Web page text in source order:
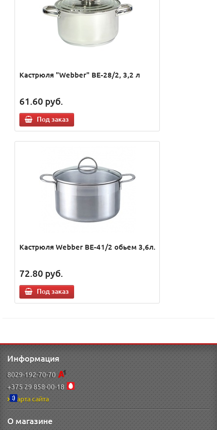
Кастрюля "Webber" BE-28/2, 3,2 л
61.60 руб.
Под заказ
Кастрюля Webber ВЕ-41/2 обьем 3,6л.
72.80 руб.
Под заказ
Информация
8029-192-70-70
+375 29 858-00-18
Карта сайта
О магазине